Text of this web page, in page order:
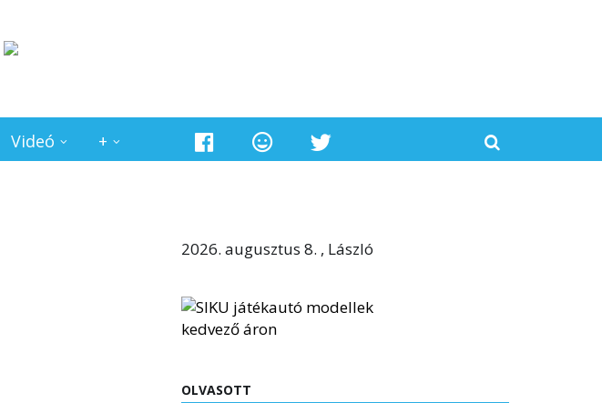
Videó +
2026. augusztus 8. , László
OLVASOTT